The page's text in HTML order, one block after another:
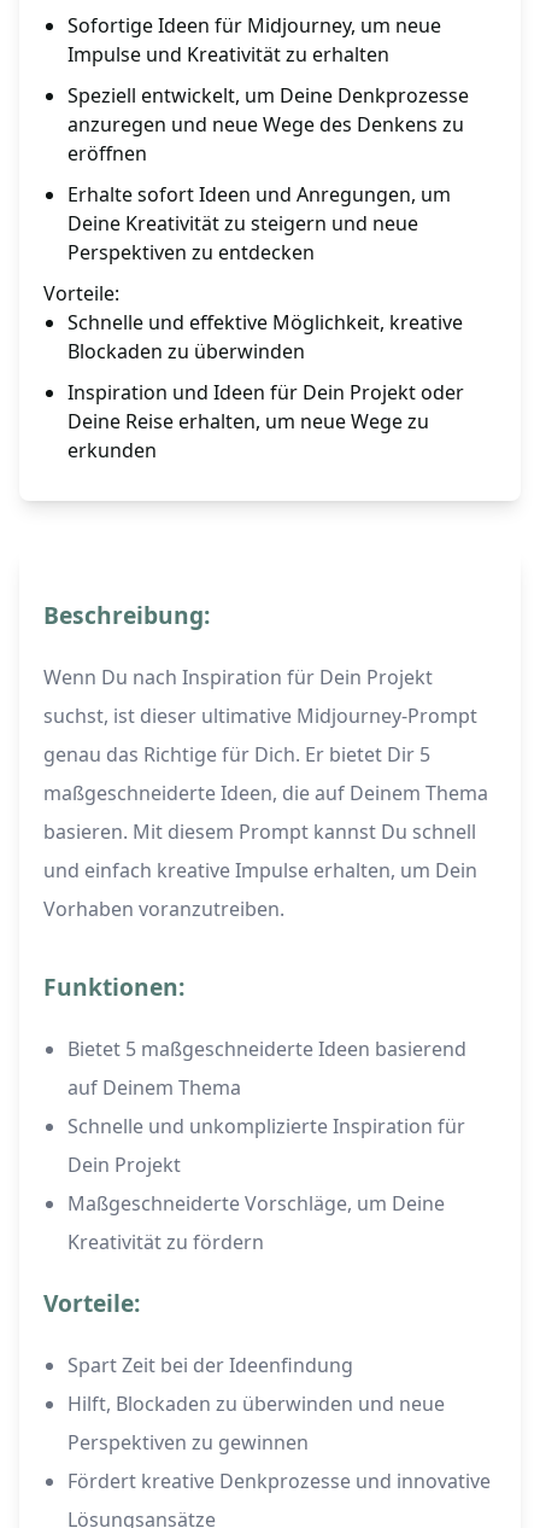
Sofortige Ideen für Midjourney, um neue
Impulse und Kreativität zu erhalten
Speziell entwickelt, um Deine Denkprozesse
anzuregen und neue Wege des Denkens zu
eröffnen
Erhalte sofort Ideen und Anregungen, um
Deine Kreativität zu steigern und neue
Perspektiven zu entdecken
Vorteile:
Schnelle und effektive Möglichkeit, kreative
Blockaden zu überwinden
Inspiration und Ideen für Dein Projekt oder
Deine Reise erhalten, um neue Wege zu
erkunden
Beschreibung:
Wenn Du nach Inspiration für Dein Projekt
suchst, ist dieser ultimative Midjourney-Prompt
genau das Richtige für Dich. Er bietet Dir 5
maßgeschneiderte Ideen, die auf Deinem Thema
basieren. Mit diesem Prompt kannst Du schnell
und einfach kreative Impulse erhalten, um Dein
Vorhaben voranzutreiben.
Funktionen:
Bietet 5 maßgeschneiderte Ideen basierend
auf Deinem Thema
Schnelle und unkomplizierte Inspiration für
Dein Projekt
Maßgeschneiderte Vorschläge, um Deine
Kreativität zu fördern
Vorteile:
Spart Zeit bei der Ideenfindung
Hilft, Blockaden zu überwinden und neue
Perspektiven zu gewinnen
Fördert kreative Denkprozesse und innovative
Lösungsansätze